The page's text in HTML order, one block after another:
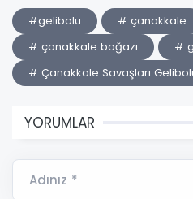
#gelibolu # çanakkale
# çanakkale boğazı
#
# Çanakkale Savaşları
YORUMLAR
Adınız *